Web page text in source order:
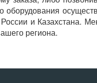
оборудования
и Казахстана.
региона.